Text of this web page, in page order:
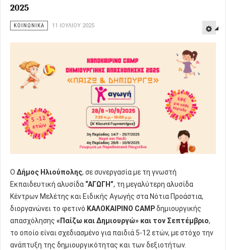
2025
ΚΟΙΝΩΝΙΚΑ 11 ΙΟΥΛΊΟΥ 2025
Ο Δήμος Ηλιούπολης, σε συνεργασία με τη γνωστή
Εκπαιδευτική αλυσίδα “ΑΓΩΓΗ”, τη μεγαλύτερη αλυσίδα
Κέντρων Μελέτης και Ειδικής Αγωγής στα Νότια Προάστια,
διοργανώνει το φετινό ΚΑΛΟΚΑΙΡΙΝΟ CAMPδημιουργικής
απασχόλησης «Παίζω και Δημιουργώ» και τον Σεπτέμβριο,
το οποίο είναι σχεδιασμένο για παιδιά 5-12 ετών, με στόχο την
ανάπτυξη της δημιουργικότητας και των δεξιοτήτων.